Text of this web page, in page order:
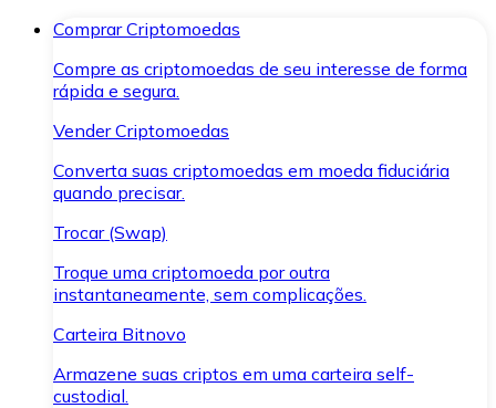
Comprar Criptomoedas
Compre as criptomoedas de seu interesse de forma
rápida e segura.
Vender Criptomoedas
Converta suas criptomoedas em moeda fiduciária
quando precisar.
Trocar (Swap)
Troque uma criptomoeda por outra
instantaneamente, sem complicações.
Carteira Bitnovo
Armazene suas criptos em uma carteira self-
custodial.